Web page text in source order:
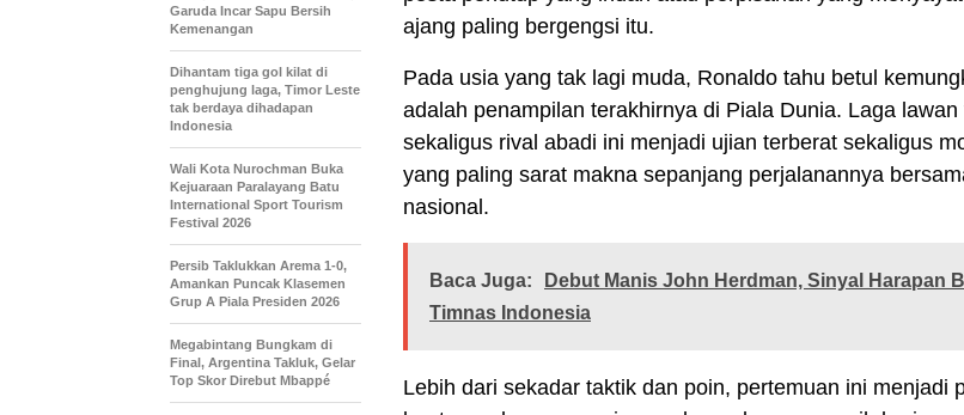
ajang paling bergengsi itu.
Pada usia yang tak lagi muda, Ronaldo tahu betul
adalah penampilan terakhirnya di Piala Dunia. Laga lawan
sekaligus rival abadi ini menjadi ujian terberat sekaligus
yang paling sarat makna sepanjang perjalanannya
nasional.
Baca Juga:
Debut Manis John Herdman, Sinyal Harapan
Timnas Indonesia
Lebih dari sekadar taktik dan poin, pertemuan ini menjadi
Garuda Incar Sapu Bersih
Kemenangan
Dihantam tiga gol kilat di
penghujung laga, Timor Leste
tak berdaya dihadapan
Indonesia
Wali Kota Nurochman Buka
Kejuaraan Paralayang Batu
International Sport Tourism
Festival 2026
Persib Taklukkan Arema 1-0,
Amankan Puncak Klasemen
Grup A Piala Presiden 2026
Megabintang Bungkam di
Final, Argentina Takluk, Gelar
Top Skor Direbut Mbappé